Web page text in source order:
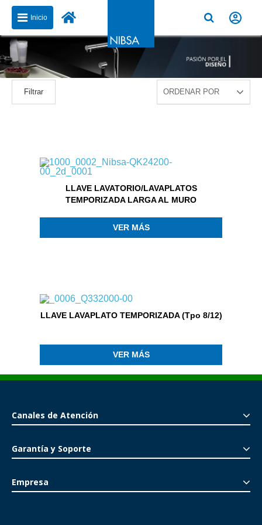
Inicio
Filtrar
LLAVE LAVATORIO/LAVAPLATOS
TEMPORIZADA LARGA AL MURO
VER MÁS
LLAVE LAVAPLATO TEMPORIZADA (Tpo 8/12)
VER MÁS
Canales de Atención
Garantía y Soporte
Empresa